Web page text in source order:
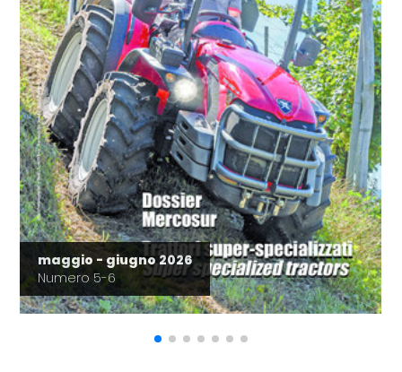
maggio - giugno 2026
Numero 5-6